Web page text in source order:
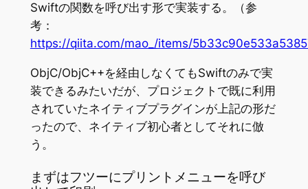
Swiftの関数を呼び出す形で実装する。（参
考：
https://qiita.com/mao_/items/
ObjC/ObjC++を経由しなくてもSwiftのみで実
装できるみたいだが、プロジェクトで既に利用
されていたネイティブプラグインが上記の形だ
ったので、ネイティブ初心者としてそれに倣
う。
まずはフツーにプリントメニューを呼び